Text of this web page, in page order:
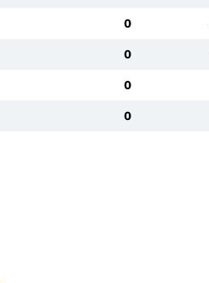
0
0
0
0